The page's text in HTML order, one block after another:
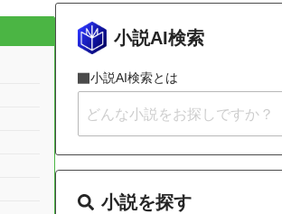
小説AI検索
小説AI検索とは
小説を探す